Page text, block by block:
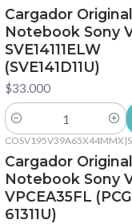
Cargador Original
Notebook Sony
SVE14111ELW
(SVE141D11U)
$33.000
Cantidad
COSV195V39A65X44MMX|
Cargador Original
Notebook Sony
VPCEA35FL
61311U)